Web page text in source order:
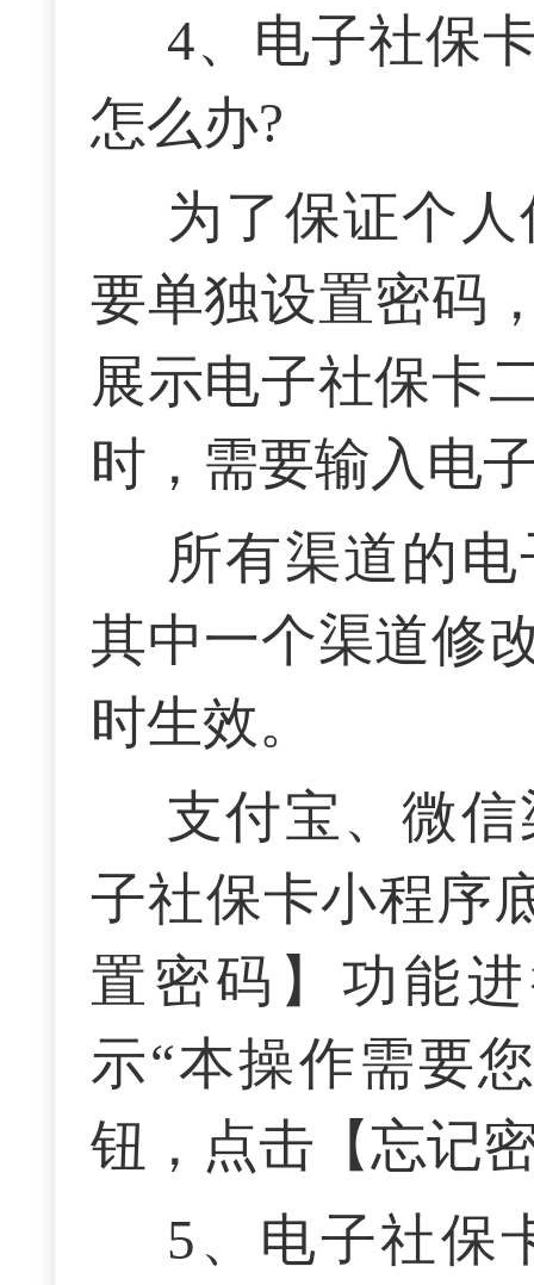
4、 电子社保
怎么办?
为了保证个
要单独设置密码
展示电子社保卡
时，需要输入电
所有渠道的
其中一个渠道修
时生效。
支付宝、微
子社保卡小程序
置密码】功能
示“本操作需要
钮，点击【忘记
5、 电子社保